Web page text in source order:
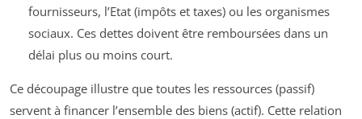
fournisseurs, l’Etat (impôts et taxes) ou les organismes
sociaux. Ces dettes doivent être remboursées dans un
délai plus ou moins court.
Ce découpage illustre que toutes les ressources (passif)
servent à financer l’ensemble des biens (actif). Cette relation